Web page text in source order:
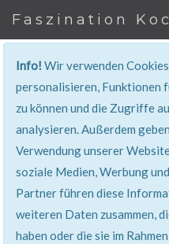
Faszination
Info!Wir verwenden
personalisieren, Funktionen
zu können und die Zugriffe
analysieren. Außerdem
Verwendung unserer
soziale Medien, Werbung
Partner führen diese
weiteren Daten zusammen,
haben oder die sie im
Super